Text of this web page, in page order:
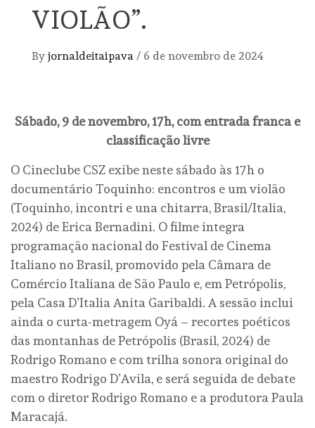
VIOLÃO”.
By jornaldeitaipava / 6 de novembro de 2024
Sábado, 9 de novembro, 17h, com entrada franca e
classificação livre
O Cineclube CSZ exibe neste sábado às 17h o
documentário Toquinho: encontros e um violão
(Toquinho, incontri e una chitarra, Brasil/Italia,
2024) de Erica Bernadini. O filme integra
programação nacional do Festival de Cinema
Italiano no Brasil, promovido pela Câmara de
Comércio Italiana de São Paulo e, em Petrópolis,
pela Casa D’Italia Anita Garibaldi. A sessão inclui
ainda o curta-metragem Oyá – recortes poéticos
das montanhas de Petrópolis (Brasil, 2024) de
Rodrigo Romano e com trilha sonora original do
maestro Rodrigo D’Avila, e será seguida de debate
com o diretor Rodrigo Romano e a produtora Paula
Maracajá.